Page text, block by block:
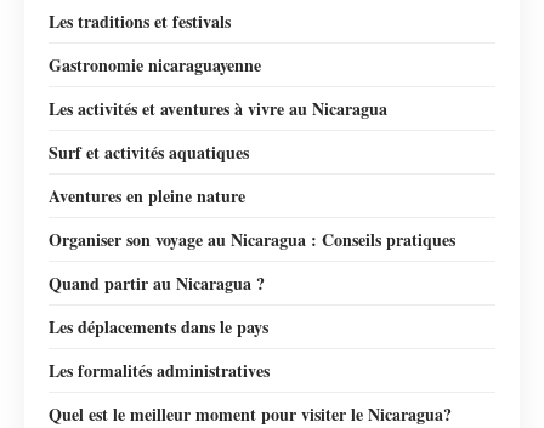
Les traditions et festivals
Gastronomie nicaraguayenne
Les activités et aventures à vivre au Nicaragua
Surf et activités aquatiques
Aventures en pleine nature
Organiser son voyage au Nicaragua : Conseils pratiques
Quand partir au Nicaragua ?
Les déplacements dans le pays
Les formalités administratives
Quel est le meilleur moment pour visiter le Nicaragua?